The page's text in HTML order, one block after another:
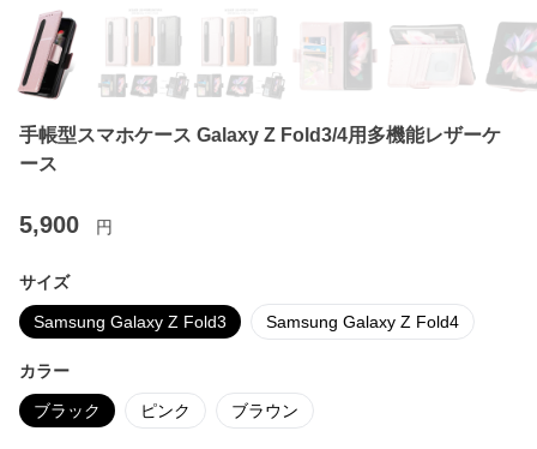
手帳型スマホケース Galaxy Z Fold3/4用多機能レザーケ
ース
5,900 円
サイズ
Samsung Galaxy Z Fold3 Samsung Galaxy Z Fold4
カラー
ブラック ピンク ブラウン